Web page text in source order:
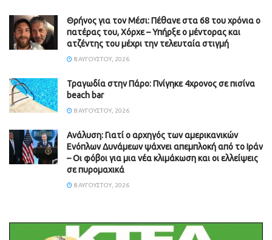
Θρήνος για τον Μέσι: Πέθανε στα 68 του χρόνια ο
πατέρας του, Χόρχε – Υπήρξε ο μέντορας και
ατζέντης του μέχρι την τελευταία στιγμή
8 ΑΥΓΟΎΣΤΟΥ, 2026
Τραγωδία στην Πάρο: Πνίγηκε 4χρονος σε πισίνα
beach bar
8 ΑΥΓΟΎΣΤΟΥ, 2026
Ανάλυση: Γιατί ο αρχηγός των αμερικανικών
Ενόπλων Δυνάμεων ψάχνει απεμπλοκή από το Ιράν
– Οι φόβοι για μια νέα κλιμάκωση και οι ελλείψεις
σε πυρομαχικά
8 ΑΥΓΟΎΣΤΟΥ, 2026